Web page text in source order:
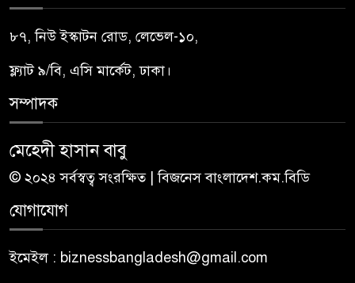
৮৭, নিউ ইস্কাটন রোড, লেভেল-১০,
ফ্ল্যাট ৯/বি, এসি মার্কেট, ঢাকা।
সম্পাদক
মেহেদী হাসান বাবু
© ২০২৪ সর্বস্বত্ব সংরক্ষিত | বিজনেস বাংলাদেশ.কম.বিডি
যোগাযোগ
ইমেইল : biznessbangladesh@gmail.com